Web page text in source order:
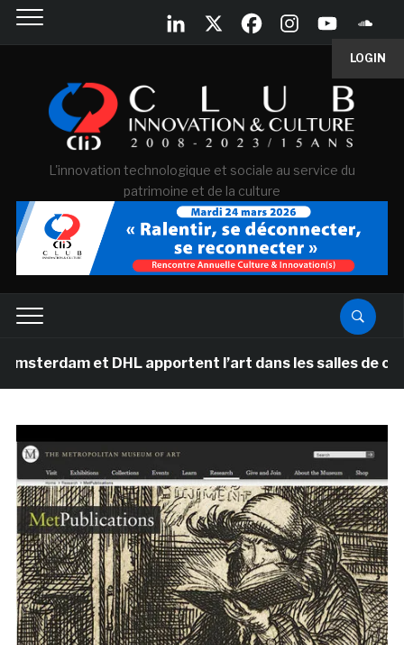
LOGIN
L'innovation technologique et sociale au service du
patrimoine et de la culture
et DHL apportent l’art dans les salles de classe